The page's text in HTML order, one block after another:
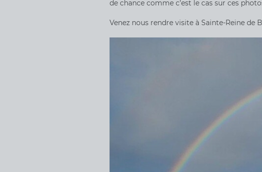
de chance comme c’est le cas sur ces
Venez nous rendre visite à Sainte-Reine